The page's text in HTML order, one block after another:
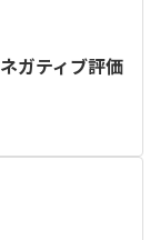
ガティブ評価